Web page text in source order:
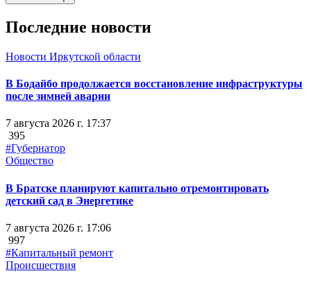
Последние новости
Новости Иркутской области
В Бодайбо продолжается восстановление инфраструктуры
после зимней аварии
7 августа 2026 г. 17:37
395
#Губернатор
Общество
В Братске планируют капитально отремонтировать
детский сад в Энергетике
7 августа 2026 г. 17:06
997
#Капитальный ремонт
Происшествия